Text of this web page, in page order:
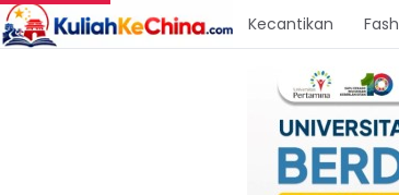
Kecantikan